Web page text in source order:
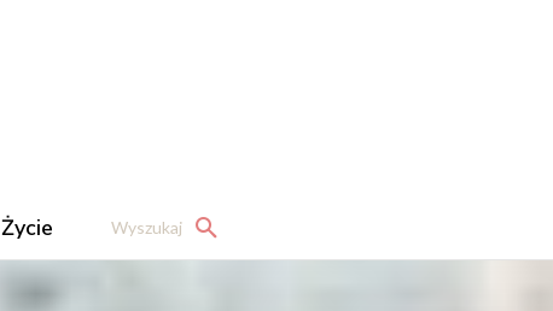
Życie Wyszukaj